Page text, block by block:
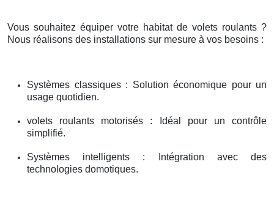
Vous souhaitez équiper votre habitat de volets roulants ?
Nous réalisons des installations sur mesure à vos besoins :
Systèmes classiques : Solution économique pour un
usage quotidien.
volets roulants motorisés : Idéal pour un contrôle
simplifié.
Systèmes intelligents : Intégration avec des
technologies domotiques.